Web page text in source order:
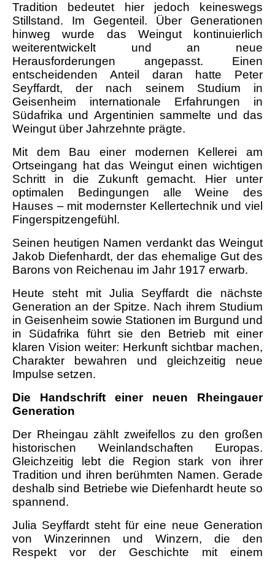
Tradition bedeutet hier jedoch keineswegs
Stillstand. Im Gegenteil. Über Generationen
hinweg wurde das Weingut kontinuierlich
weiterentwickelt und an neue
Herausforderungen angepasst. Einen
entscheidenden Anteil daran hatte Peter
Seyffardt, der nach seinem Studium in
Geisenheim internationale Erfahrungen in
Südafrika und Argentinien sammelte und das
Weingut über Jahrzehnte prägte.
Mit dem Bau einer modernen Kellerei am
Ortseingang hat das Weingut einen wichtigen
Schritt in die Zukunft gemacht. Hier unter
optimalen Bedingungen alle Weine des
Hauses – mit modernster Kellertechnik und viel
Fingerspitzengefühl.
Seinen heutigen Namen verdankt das Weingut
Jakob Diefenhardt, der das ehemalige Gut des
Barons von Reichenau im Jahr 1917 erwarb.
Heute steht mit Julia Seyffardt die nächste
Generation an der Spitze. Nach ihrem Studium
in Geisenheim sowie Stationen im Burgund und
in Südafrika führt sie den Betrieb mit einer
klaren Vision weiter: Herkunft sichtbar machen,
Charakter bewahren und gleichzeitig neue
Impulse setzen.
Die Handschrift einer neuen Rheingauer
Generation
Der Rheingau zählt zweifellos zu den großen
historischen Weinlandschaften Europas.
Gleichzeitig lebt die Region stark von ihrer
Tradition und ihren berühmten Namen. Gerade
deshalb sind Betriebe wie Diefenhardt heute so
spannend.
Julia Seyffardt steht für eine neue Generation
von Winzerinnen und Winzern, die den
Respekt vor der Geschichte mit einem